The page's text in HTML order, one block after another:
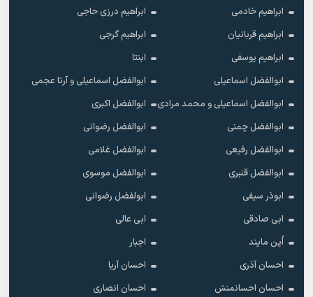
ابراهیم خادمی
ابراهیم درزی حاجی
ابراهیم قربانیان
ابراهیم گرجی
ابراهیم یوسفی
ابنتا
ابوالفضل اسماعیلی
ابوالفضل اسماعیلی و آرتا عجمی
ابوالفضل اسماعیلی و محمد مرادی
ابوالفضل اکبری
ابوالفضل چمنی
ابوالفضل رضوانی
ابوالفضل رفیعی
ابوالفضل غلامی
ابوالفضل قنبری
ابوالفضل موسوی
ابوذر سیفی
ابولفضل رضوانی
ابی صادقی
ابی عالی
اُپن مایند
اجبار
احسان آذری
احسان آریا
احسان احسانمنش
احسان انصاری